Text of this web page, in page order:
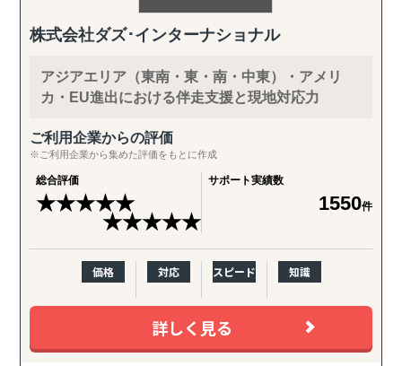
株式会社ダズ･インターナショナル
アジアエリア（東南・東・南・中東）・アメリ
カ・EU進出における伴走支援と現地対応力
ご利用企業からの評価
※ご利用企業から集めた評価をもとに作成
総合評価
★★★★★
★★★★★
サポート実績数
1550件
価格 対応 スピード 知識
詳しく見る